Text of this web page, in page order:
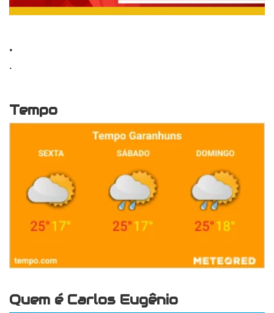
.
.
Tempo
Quem é Carlos Eugênio